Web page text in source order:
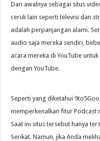
Dari awalnya sebagai situs
ceruk lain seperti televisi dan
adalah perpanjangan alami.
audio saja mereka sendiri,
acara mereka di YouTube
dengan YouTube.
Seperti yang diketahui
memperkenalkan fitur Podcast
Saat ini situs tersebut hanya
Serikat. Namun, jika Anda